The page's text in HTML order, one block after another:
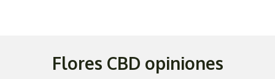
Flores CBD opiniones